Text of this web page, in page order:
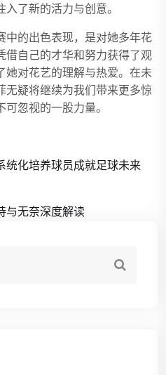
了新的活力与创意。
中的出色表现，是对她多年花
借自己的才华和努力获得了观
她对花艺的理解与热爱。在未
疑将继续为我们带来更多惊
忽视的一股力量。
统化培养球员成就足球未来
与无奈深度解读